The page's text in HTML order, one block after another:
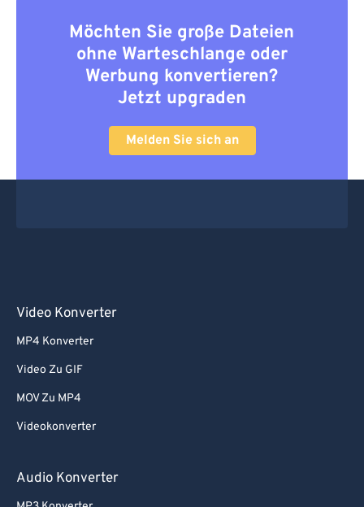
Möchten Sie große Dateien
ohne Warteschlange oder
Werbung konvertieren?
Jetzt upgraden
Melden Sie sich an
Video Konverter
MP4 Konverter
Video Zu GIF
MOV Zu MP4
Videokonverter
Audio Konverter